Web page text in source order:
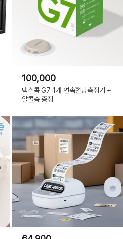
100,000
덱스콤 G7 1개 연속혈당측정기 +
알콜솜 증정